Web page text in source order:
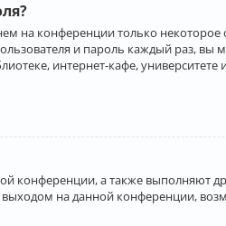
на конференции только
и пароль каждый раз, вы
интернет-кафе, университете и
конференции, а также выполняют
на данной конференции,